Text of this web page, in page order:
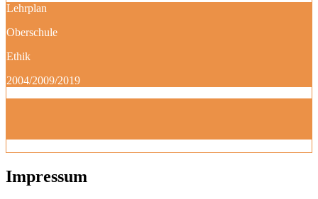
Lehrplan
Oberschule
Ethik
2004/2009/2019
Impressum